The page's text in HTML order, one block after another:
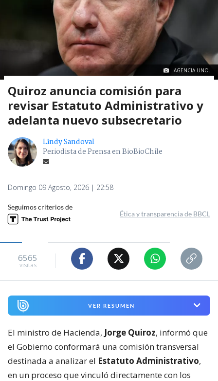
AGENCIA UNO.
Quiroz anuncia comisión para
revisar Estatuto Administrativo y
adelanta nuevo subsecretario
Lindy Sandoval
Periodista de Prensa en BioBioChile
Domingo 09 Agosto, 2026 | 22:58
Seguimos criterios de
Ética y transparencia de BBCL
6565
visitas
VER RESUMEN
El ministro de Hacienda, Jorge Quiroz, informó que
el Gobierno conformará una comisión transversal
destinada a analizar el Estatuto Administrativo,
en un proceso que vinculó directamente con los